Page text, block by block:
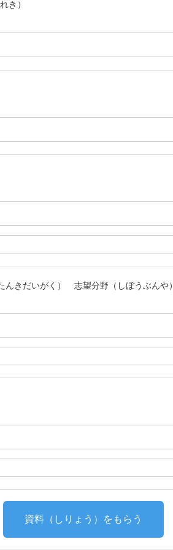
き）
んきだいがく） 志望分野（しぼうぶんや）
資料（しりょう）をもらう